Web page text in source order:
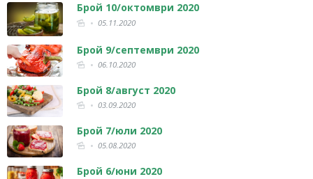
Брой 10/октомври 2020
05.11.2020
Брой 9/септември 2020
06.10.2020
Брой 8/август 2020
03.09.2020
Брой 7/юли 2020
05.08.2020
Брой 6/юни 2020